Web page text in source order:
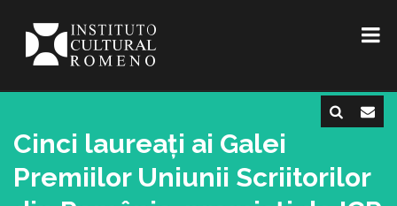
Cinci laureați ai Galei
Premiilor Uniunii Scriitorilor